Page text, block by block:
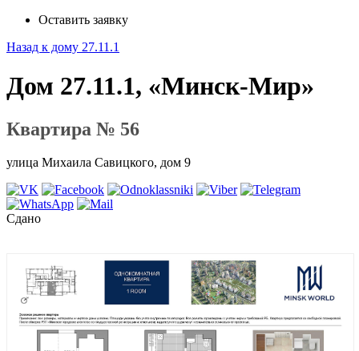
Оставить заявку
Назад к дому 27.11.1
Дом 27.11.1, «Минск-Мир»
Квартира № 56
улица Михаила Савицкого, дом 9
Сдано